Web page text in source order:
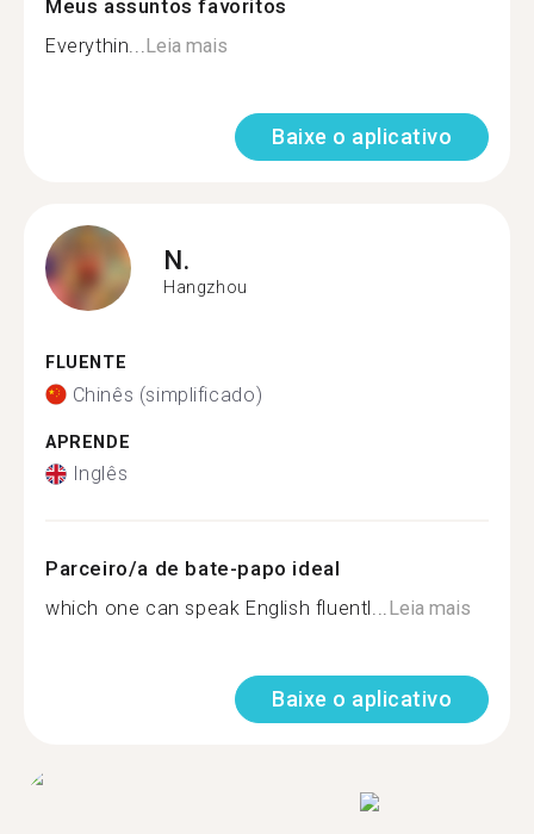
Meus assuntos favoritos
Everythin...Leia mais
Baixe o aplicativo
N.
Hangzhou
FLUENTE
Chinês (simplificado)
APRENDE
Inglês
Parceiro/a de bate-papo ideal
which one can speak English fluentl...Leia mais
Baixe o aplicativo